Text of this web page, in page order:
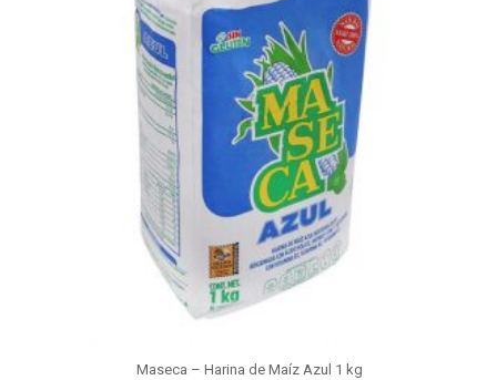
Maseca – Harina de Maíz Azul 1 kg